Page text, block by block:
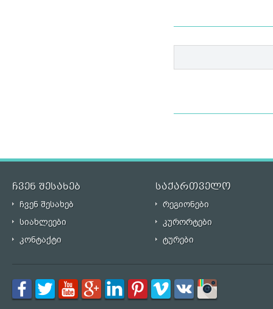
ჩვენ შესახებ საქართველო
ჩვენ შესახებ
რეგიონები
სიახლეები
კურორტები
კონტაქტი
ტურები